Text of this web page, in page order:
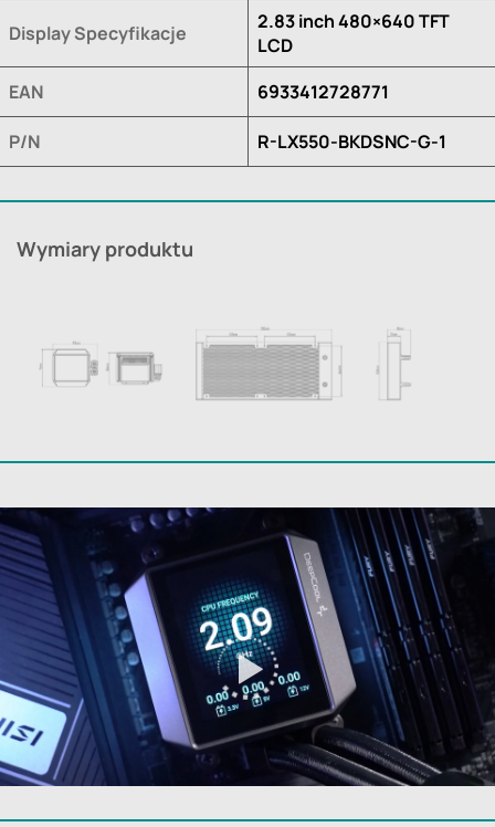
Display Specyfikacje
2.83 inch 480×640 TFT
LCD
EAN
6933412728771
P/N R-LX550-BKDSNC-G-1
Wymiary produktu